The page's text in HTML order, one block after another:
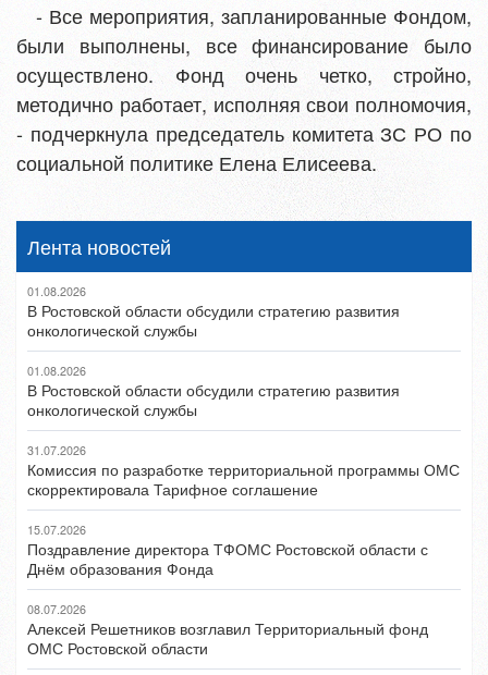
- Все мероприятия, запланированные Фондом,
были выполнены, все финансирование было
осуществлено. Фонд очень четко, стройно,
методично работает, исполняя свои полномочия,
- подчеркнула председатель комитета ЗС РО по
социальной политике Елена Елисеева.
Лента новостей
01.08.2026
В Ростовской области обсудили стратегию развития
онкологической службы
01.08.2026
В Ростовской области обсудили стратегию развития
онкологической службы
31.07.2026
Комиссия по разработке территориальной программы ОМС
скорректировала Тарифное соглашение
15.07.2026
Поздравление директора ТФОМС Ростовской области с
Днём образования Фонда
08.07.2026
Алексей Решетников возглавил Территориальный фонд
ОМС Ростовской области